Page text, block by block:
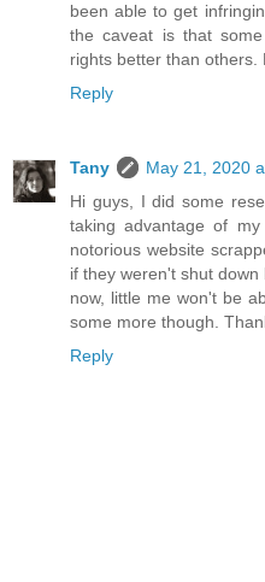
been able to get
the caveat is that
rights better than others.
Reply
Tany
May 21, 2020
Hi guys, I did some
taking advantage of
notorious website
if they weren't shut
now, little me won't be
some more though.
Reply